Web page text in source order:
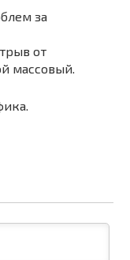
за
от
массовый.